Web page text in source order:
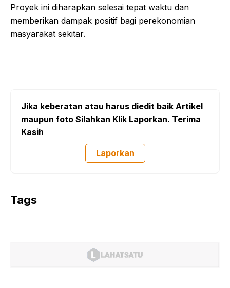
Proyek ini diharapkan selesai tepat waktu dan
memberikan dampak positif bagi perekonomian
masyarakat sekitar.
Jika keberatan atau harus diedit baik Artikel
maupun foto Silahkan Klik Laporkan. Terima
Kasih
Laporkan
Tags